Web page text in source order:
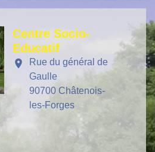
Centre Socio-
Educatif
location_on
Rue du général de
Gaulle
90700 Châtenois-
les-Forges